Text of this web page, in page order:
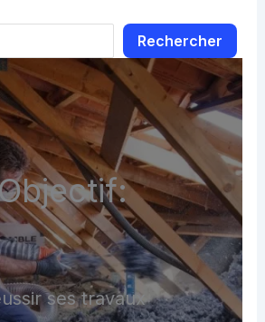
Rechercher
ses travaux